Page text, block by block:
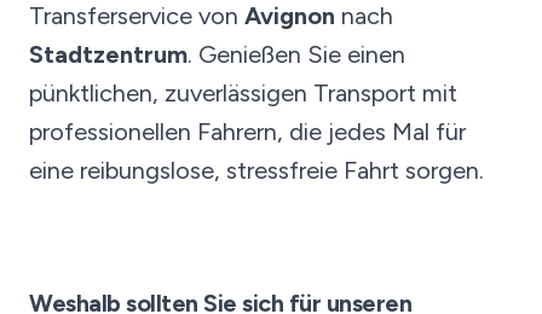
Transferservice von Avignon nach
Stadtzentrum. Genießen Sie einen
pünktlichen, zuverlässigen Transport mit
professionellen Fahrern, die jedes Mal für
eine reibungslose, stressfreie Fahrt sorgen.
Weshalb sollten Sie sich für unseren